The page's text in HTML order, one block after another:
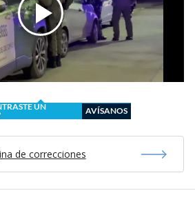
UN
AVÍSANOS
de correcciones